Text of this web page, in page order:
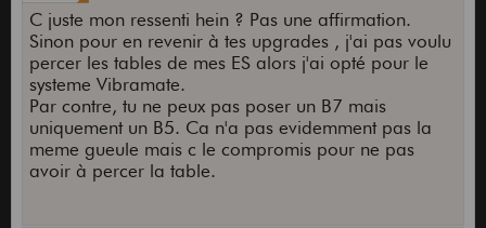
C juste mon ressenti hein ? Pas une affirmation.
Sinon pour en revenir à tes upgrades , j'ai pas voulu
percer les tables de mes ES alors j'ai opté pour le
systeme Vibramate.
Par contre, tu ne peux pas poser un B7 mais
uniquement un B5. Ca n'a pas evidemment pas la
meme gueule mais c le compromis pour ne pas
avoir à percer la table.